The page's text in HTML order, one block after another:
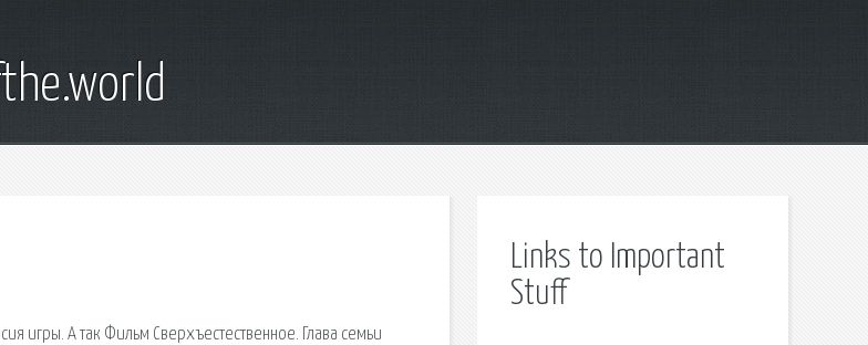
игры. А так Фильм Сверхъестественное. Глава семьи
Links to Important
Stuff